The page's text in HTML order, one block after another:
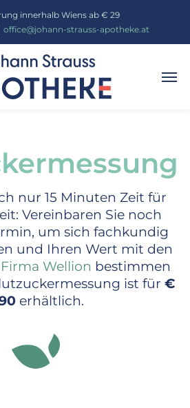
innerhalb Wiens ab € 29
office@johann-strauss-apotheke.at
nur 15 Minuten Zeit für
Vereinbaren Sie noch
um sich fachkundig
und Ihren Wert mit den
Wellion bestimmen
ist für €
erhältlich.